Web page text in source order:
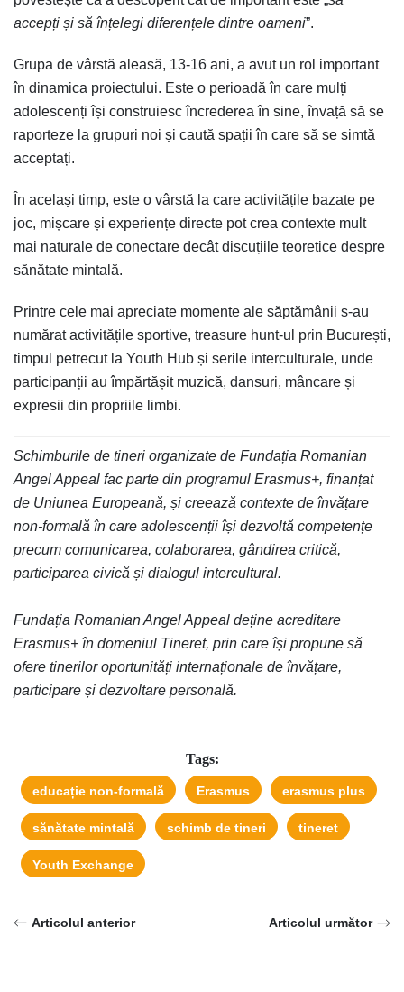
accepți și să înțelegi diferențele dintre oameni”.
Grupa de vârstă aleasă, 13-16 ani, a avut un rol important
în dinamica proiectului. Este o perioadă în care mulți
adolescenți își construiesc încrederea în sine, învață să se
raporteze la grupuri noi și caută spații în care să se simtă
acceptați.
În același timp, este o vârstă la care activitățile bazate pe
joc, mișcare și experiențe directe pot crea contexte mult
mai naturale de conectare decât discuțiile teoretice despre
sănătate mintală.
Printre cele mai apreciate momente ale săptămânii s-au
numărat activitățile sportive, treasure hunt-ul prin București,
timpul petrecut la Youth Hub și serile interculturale, unde
participanții au împărtășit muzică, dansuri, mâncare și
expresii din propriile limbi.
Schimburile de tineri organizate de Fundația Romanian
Angel Appeal fac parte din programul Erasmus+, finanțat
de Uniunea Europeană, și creează contexte de învățare
non-formală în care adolescenții își dezvoltă competențe
precum comunicarea, colaborarea, gândirea critică,
participarea civică și dialogul intercultural.
Fundația Romanian Angel Appeal deține acreditare
Erasmus+ în domeniul Tineret, prin care își propune să
ofere tinerilor oportunități internaționale de învățare,
participare și dezvoltare personală.
Tags:
educație non-formală Erasmus erasmus plus
sănătate mintală schimb de tineri tineret
Youth Exchange
Articolul anterior Articolul următor